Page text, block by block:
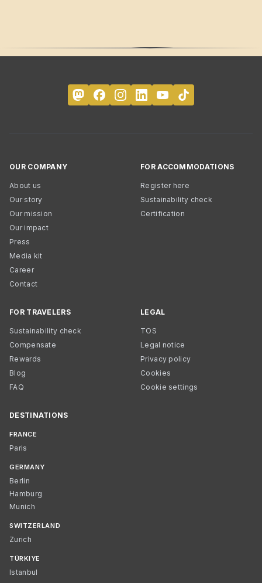
OUR COMPANY
About us
Our story
Our mission
Our impact
Press
Media kit
Career
Contact
FOR ACCOMMODATIONS
Register here
Sustainability check
Certification
FOR TRAVELERS
Sustainability check
Compensate
Rewards
Blog
FAQ
LEGAL
TOS
Legal notice
Privacy policy
Cookies
Cookie settings
DESTINATIONS
FRANCE
Paris
GERMANY
Berlin
Hamburg
Munich
SWITZERLAND
Zurich
TÜRKIYE
Istanbul